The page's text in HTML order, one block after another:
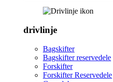
drivlinje
Bagskifter
Bagskifter reservedele
Forskifter
Forskifter Reservedele